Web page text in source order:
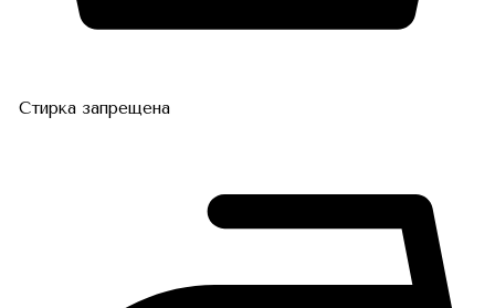
Стирка запрещена